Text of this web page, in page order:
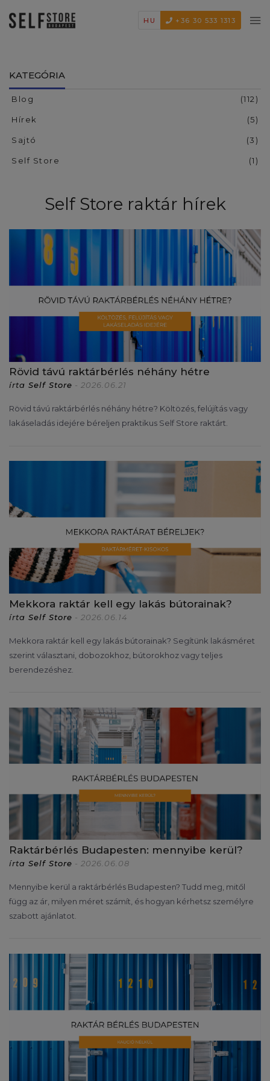
HU +36 30 533 1313
KATEGÓRIA
Blog (112)
Hírek (5)
Sajtó (3)
Self Store (1)
Self Store raktár hírek
Rövid távú raktárbérlés néhány hétre
írta Self Store - 2026.06.21
Rövid távú raktárbérlés néhány hétre? Költözés, felújítás vagy
lakáseladás idejére béreljen praktikus Self Store raktárt.
Mekkora raktár kell egy lakás bútorainak?
írta Self Store - 2026.06.14
Mekkora raktár kell egy lakás bútorainak? Segítünk lakásméret
szerint választani, dobozokhoz, bútorokhoz vagy teljes
berendezéshez.
Raktárbérlés Budapesten: mennyibe kerül?
írta Self Store - 2026.06.08
Mennyibe kerül a raktárbérlés Budapesten? Tudd meg, mitől
függ az ár, milyen méret számít, és hogyan kérhetsz személyre
szabott ajánlatot.